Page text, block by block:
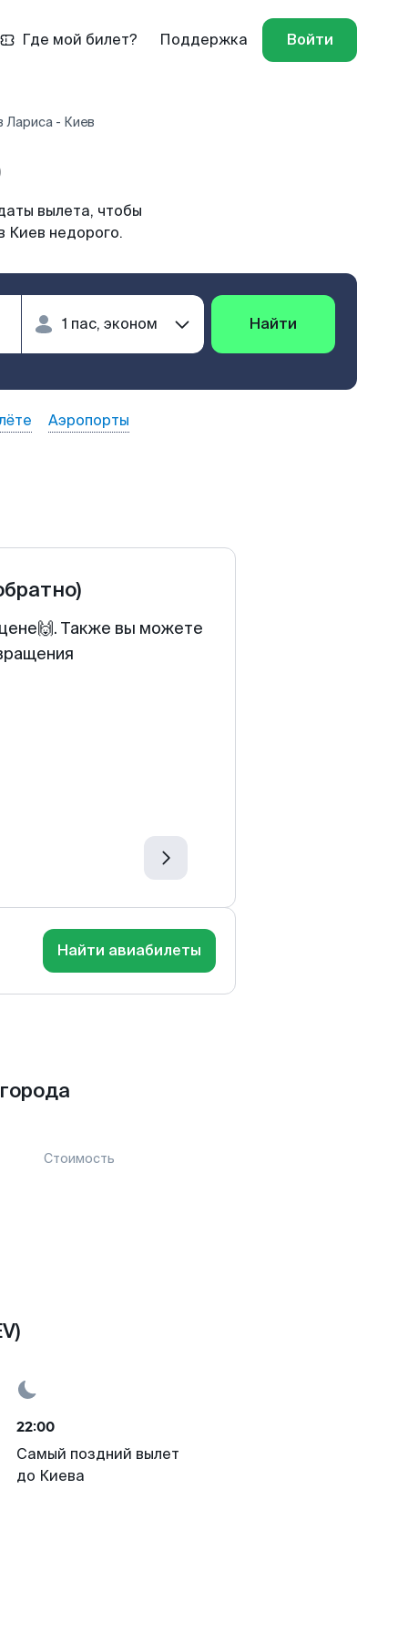
Где мой билет? Поддержка Войти
Лариса - Киев
вылета, чтобы
Киев недорого.
Найти
Аэропорты
Также вы можете
Найти авиабилеты
Стоимость
22:00
Самый поздний вылет
до Киева